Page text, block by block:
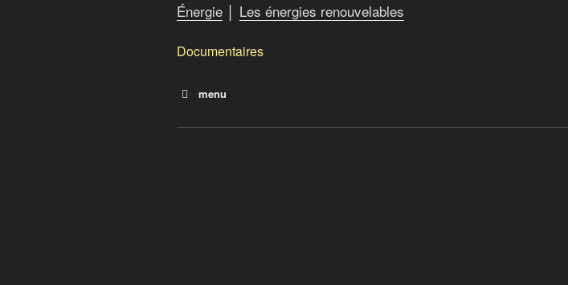
Énergie │ Les énergies renouvelables
Documentaires
menu